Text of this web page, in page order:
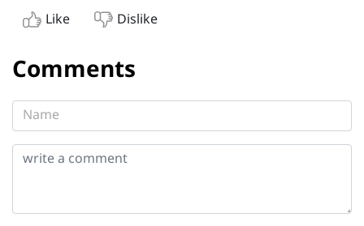
Like Dislike
Comments